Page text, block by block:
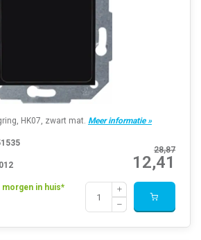
HK07, zwart mat. Meer informatie »
28,87
12,41
in huis*